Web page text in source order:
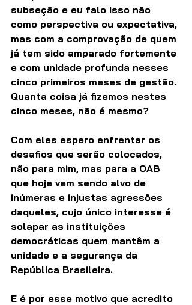
subseção e eu falo isso não
como perspectiva ou expectativa,
mas com a comprovação de quem
já tem sido amparado fortemente
e com unidade profunda nesses
cinco primeiros meses de gestão.
Quanta coisa já fizemos nestes
cinco meses, não é mesmo?
Com eles espero enfrentar os
desafios que serão colocados,
não para mim, mas para a OAB
que hoje vem sendo alvo de
inúmeras e injustas agressões
daqueles, cujo único interesse é
solapar as instituições
democráticas quem mantêm a
unidade e a segurança da
República Brasileira.
E é por esse motivo que acredito